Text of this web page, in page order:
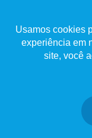
Usamos cookies
experiência em
site, você